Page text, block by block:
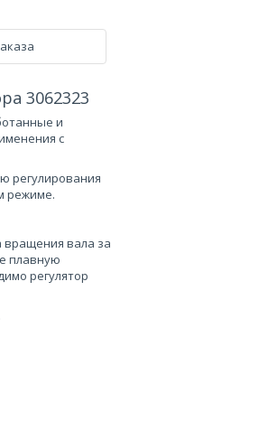
3062323
и
с
регулирования
режиме.
вращения вала за
плавную
регулятор